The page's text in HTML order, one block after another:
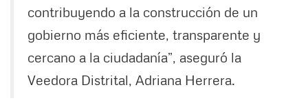
contribuyendo a la construcción de un
gobierno más eficiente, transparente y
cercano a la ciudadanía”, aseguró la
Veedora Distrital, Adriana Herrera.